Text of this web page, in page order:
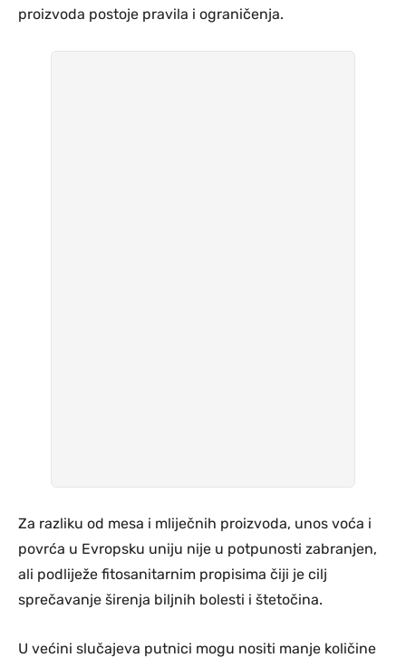
proizvoda postoje pravila i ograničenja.
Za razliku od mesa i mliječnih proizvoda, unos voća i
povrća u Evropsku uniju nije u potpunosti zabranjen,
ali podliježe fitosanitarnim propisima čiji je cilj
sprečavanje širenja biljnih bolesti i štetočina.
U većini slučajeva putnici mogu nositi manje količine